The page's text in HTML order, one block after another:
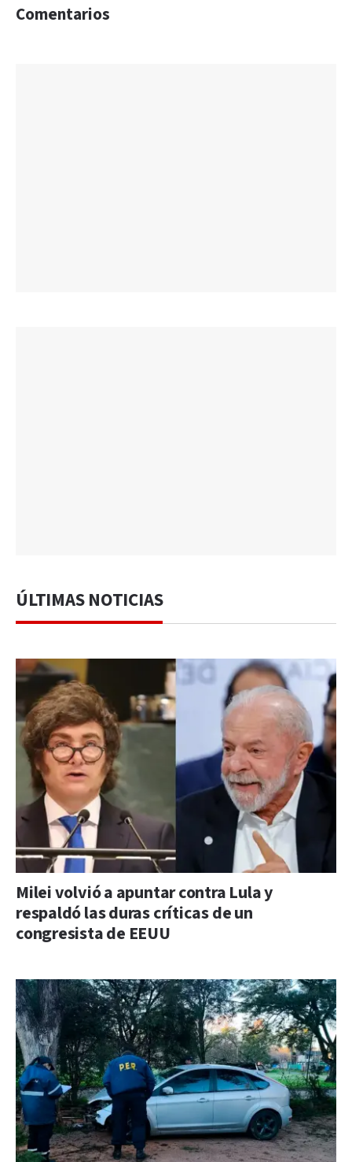
Comentarios
ÚLTIMAS NOTICIAS
Milei volvió a apuntar contra Lula y
respaldó las duras críticas de un
congresista de EEUU